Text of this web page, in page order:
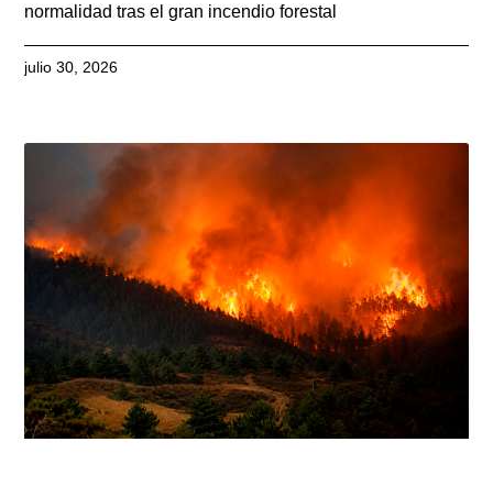
normalidad tras el gran incendio forestal
julio 30, 2026